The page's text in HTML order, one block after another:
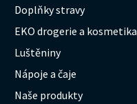
Doplňky stravy
EKO drogerie a kosmetika
Luštěniny
Nápoje a čaje
Naše produkty